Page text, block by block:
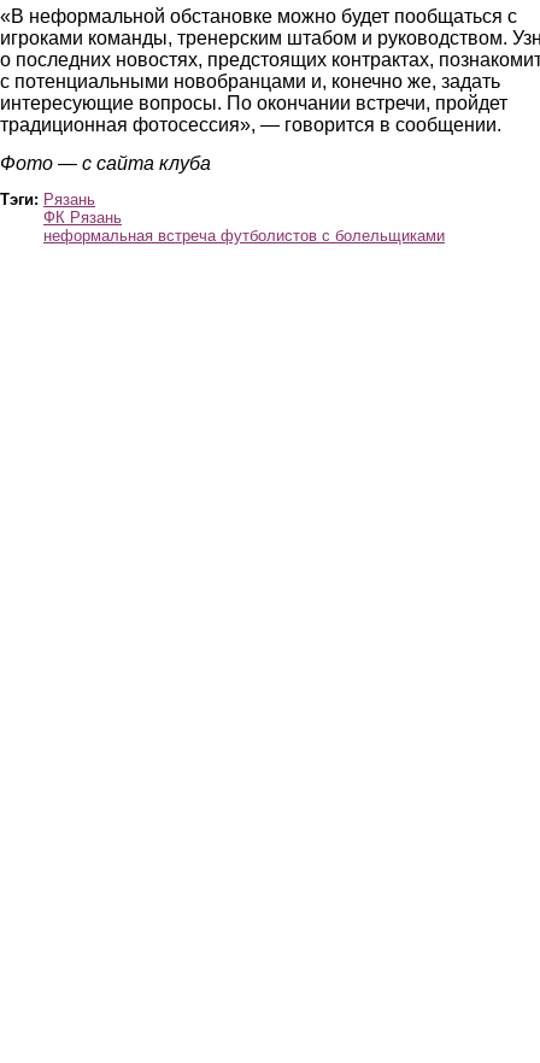
«В неформальной обстановке можно будет пообщаться с
игроками команды, тренерским штабом и руководством.
о последних новостях, предстоящих контрактах,
с потенциальными новобранцами и, конечно же, задать
интересующие вопросы. По окончании встречи, пройдет
традиционная фотосессия», — говорится в сообщении.
Фото — с сайта клуба
Тэги: Рязань
ФК Рязань
неформальная встреча футболистов с болельщиками